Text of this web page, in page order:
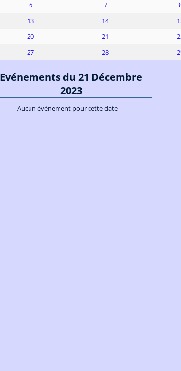
6 7
13 14
20 21
27 28
Evénements du 21 Décembre
2023
Aucun événement pour cette date